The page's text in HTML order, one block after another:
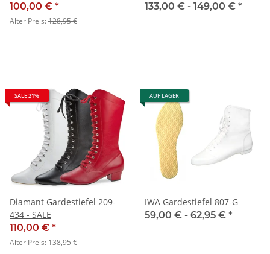
100,00 € *
Alter Preis:128,95 €
133,00 € - 149,00 € *
SALE 21%
Diamant Gardestiefel 209-
434 - SALE
110,00 € *
Alter Preis:138,95 €
AUF LAGER
IWA Gardestiefel 807-G
59,00 € - 62,95 € *